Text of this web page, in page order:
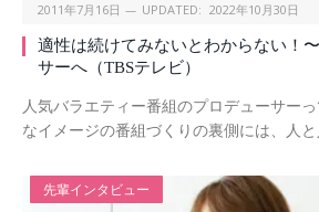
2011年7月16日 UPDATED: 2022年10月30日
適性は続けてみないとわからない！
サーへ（TBSテレビ）
人気バラエティー番組のプロデューサー
なイメージの番組づくりの裏側には、人
先輩インタビュー